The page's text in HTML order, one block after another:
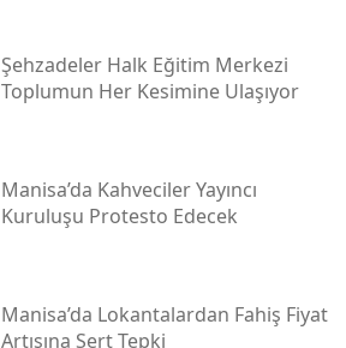
Şehzadeler Halk Eğitim Merkezi
Toplumun Her Kesimine Ulaşıyor
Manisa’da Kahveciler Yayıncı
Kuruluşu Protesto Edecek
Manisa’da Lokantalardan Fahiş Fiyat
Artışına Sert Tepki